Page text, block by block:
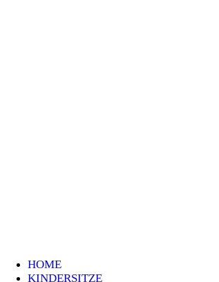
HOME
KINDERSITZE